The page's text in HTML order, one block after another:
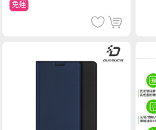
免運